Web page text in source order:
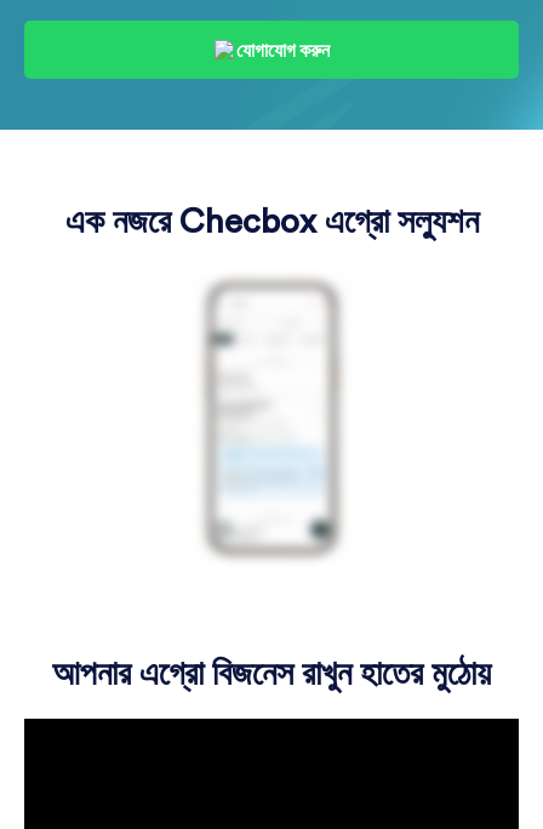
যোগাযোগ করুন
এক নজরে Checbox এগ্রো সল্যুশন
আপনার এগ্রো বিজনেস রাখুন হাতের মুঠোয়